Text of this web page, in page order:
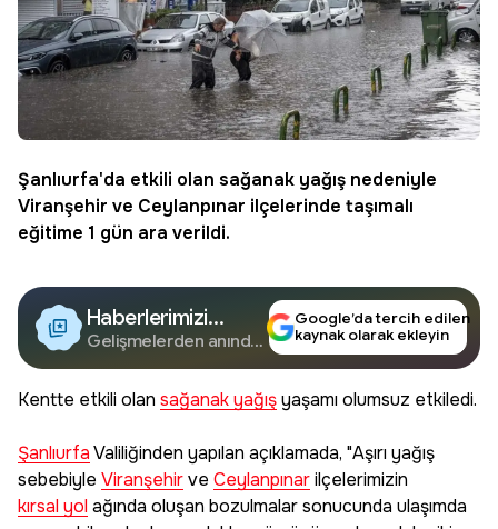
Şanlıurfa'da etkili olan sağanak yağış nedeniyle
Viranşehir ve Ceylanpınar ilçelerinde taşımalı
eğitime 1 gün ara verildi.
Haberlerimizi
Google'da Takip
Edin
Gelişmelerden anında
Google’da tercih edilen
kaynak olarak ekleyin
Kentte etkili olan sağanak yağışyaşamı olumsuz etkiledi.
ŞanlıurfaValiliğinden yapılan açıklamada, "Aşırı yağış
sebebiyle Viranşehirve Ceylanpınarilçelerimizin
kırsal yolağında oluşan bozulmalar sonucunda ulaşımda